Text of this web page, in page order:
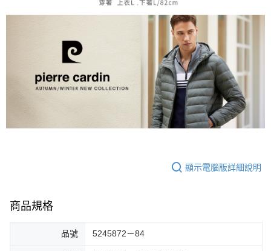
顯示電腦版詳細說明
商品規格
品號 5245872－84